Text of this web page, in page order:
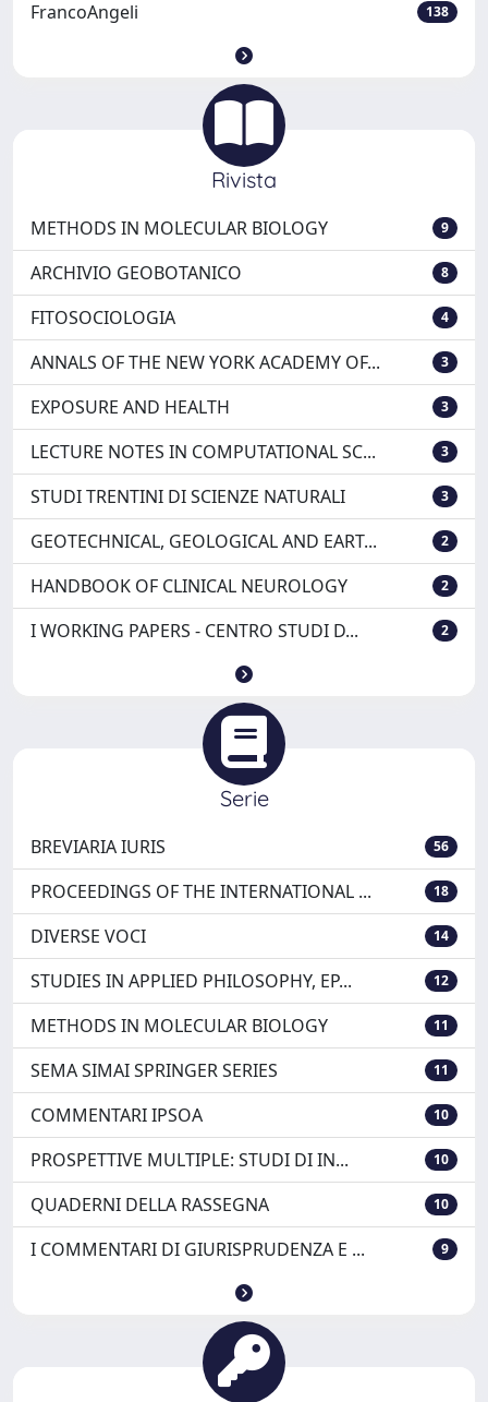
FrancoAngeli 138
Rivista
METHODS IN MOLECULAR BIOLOGY 9
ARCHIVIO GEOBOTANICO 8
FITOSOCIOLOGIA 4
ANNALS OF THE NEW YORK ACADEMY OF... 3
EXPOSURE AND HEALTH 3
LECTURE NOTES IN COMPUTATIONAL SC... 3
STUDI TRENTINI DI SCIENZE NATURALI 3
GEOTECHNICAL, GEOLOGICAL AND EART... 2
HANDBOOK OF CLINICAL NEUROLOGY 2
I WORKING PAPERS - CENTRO STUDI D... 2
Serie
BREVIARIA IURIS 56
PROCEEDINGS OF THE INTERNATIONAL ... 18
DIVERSE VOCI 14
STUDIES IN APPLIED PHILOSOPHY, EP... 12
METHODS IN MOLECULAR BIOLOGY 11
SEMA SIMAI SPRINGER SERIES 11
COMMENTARI IPSOA 10
PROSPETTIVE MULTIPLE: STUDI DI IN... 10
QUADERNI DELLA RASSEGNA 10
I COMMENTARI DI GIURISPRUDENZA E ... 9